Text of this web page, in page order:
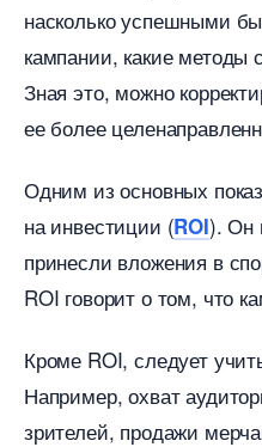
насколько успешными
кампании, какие методы
Зная это, можно
ее более
Одним из основных
на инвестиции (ROI). Он
принесли вложения в
ROI говорит о том, что
Кроме ROI, следует
Например, охват
зрителей, продажи